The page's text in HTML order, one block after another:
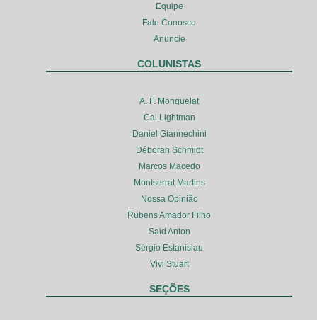
Equipe
Fale Conosco
Anuncie
COLUNISTAS
A. F. Monquelat
Cal Lightman
Daniel Giannechini
Déborah Schmidt
Marcos Macedo
Montserrat Martins
Nossa Opinião
Rubens Amador Filho
Said Anton
Sérgio Estanislau
Vivi Stuart
SEÇÕES